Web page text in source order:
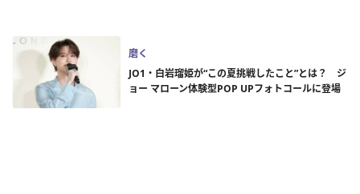
磨く
JO1・白岩瑠姫が“この夏挑戦したこと”とは？ ジ
ョー マローン体験型POP UPフォトコールに登場